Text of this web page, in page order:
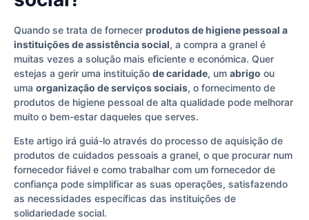
Quando se trata de fornecer produtos de higiene pessoal a
instituições de assistência social, a compra a granel é
muitas vezes a solução mais eficiente e económica. Quer
estejas a gerir uma instituição de caridade, um abrigo ou
uma organização de serviços sociais, o fornecimento de
produtos de higiene pessoal de alta qualidade pode melhorar
muito o bem-estar daqueles que serves.
Este artigo irá guiá-lo através do processo de aquisição de
produtos de cuidados pessoais a granel, o que procurar num
fornecedor fiável e como trabalhar com um fornecedor de
confiança pode simplificar as suas operações, satisfazendo
as necessidades específicas das instituições de
solidariedade social.